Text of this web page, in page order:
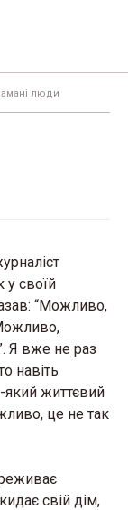
люди
у своїй
“Можливо,
Я вже не раз
навіть
який життєвий
це не так
свій дім,